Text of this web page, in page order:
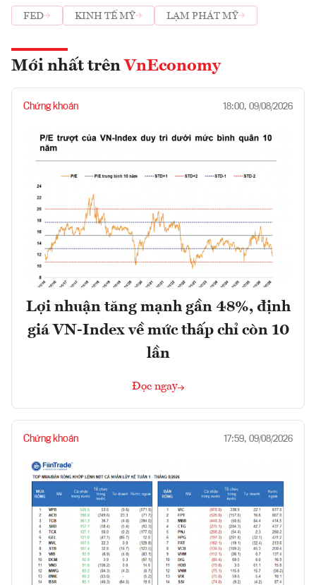
FED KINH TẾ MỸ LẠM PHÁT MỸ
Mới nhất trên VnEconomy
Chứng khoán 18:00, 09/08/2026
Lợi nhuận tăng mạnh gần 48%, định
giá VN-Index về mức thấp chỉ còn 10
lần
Đọc ngay
Chứng khoán 17:59, 09/08/2026